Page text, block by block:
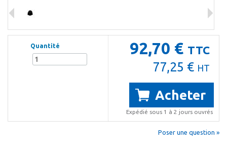
92,70 € TTC
77,25 € HT
Acheter
Expédié sous 1 à 2 jours ouvrés
Quantité
Poser une question »